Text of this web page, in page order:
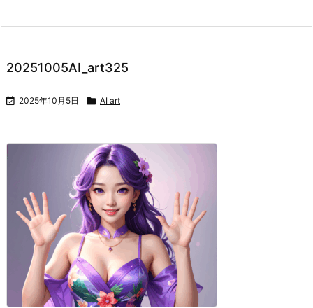
20251005AI_art325
 2025年10月5日  AI art